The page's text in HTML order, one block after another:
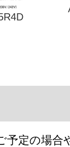
予定の場合